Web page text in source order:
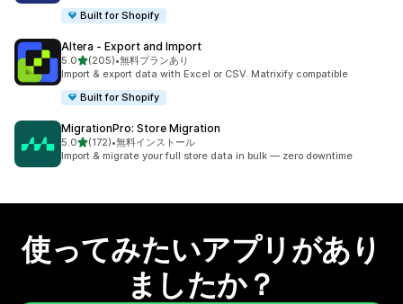
Built for Shopify
Altera ‑ Export and Import
5.05つ星中
(205)
合計レビュー数：205件
•無料プランあり
Import & export data with Excel or CSV. Matrixify compatible
Built for Shopify
MigrationPro: Store Migration
5.05つ星中
(172)
合計レビュー数：172件
•無料インストール
Import & migrate your full store data in bulk — zero downtime
使ってみたいアプリがあり
ましたか？